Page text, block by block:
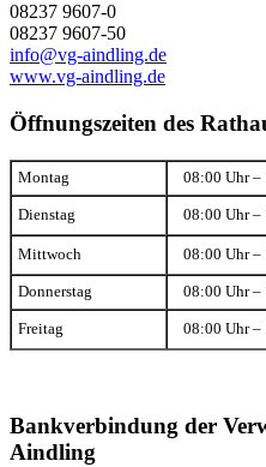
08237 9607-0
08237 9607-50
info@vg-aindling.de
www.vg-aindling.de
Öffnungszeiten des
Montag 08:00 Uhr –
Dienstag 08:00 Uhr –
Mittwoch 08:00 Uhr –
Donnerstag 08:00 Uhr –
Freitag 08:00 Uhr –
Bankverbindung der
Aindling